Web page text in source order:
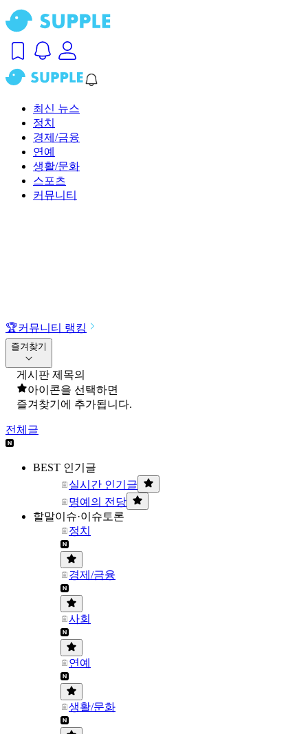
최신 뉴스
정치
경제/금융
연예
생활/문화
스포츠
커뮤니티
🏆커뮤니티 랭킹
즐겨찾기
게시판 제목의
아이콘을 선택하면
즐겨찾기에 추가됩니다.
전체글
BEST 인기글
실시간 인기글
명예의 전당
할말이슈·이슈토론
정치
경제/금융
사회
연예
생활/문화